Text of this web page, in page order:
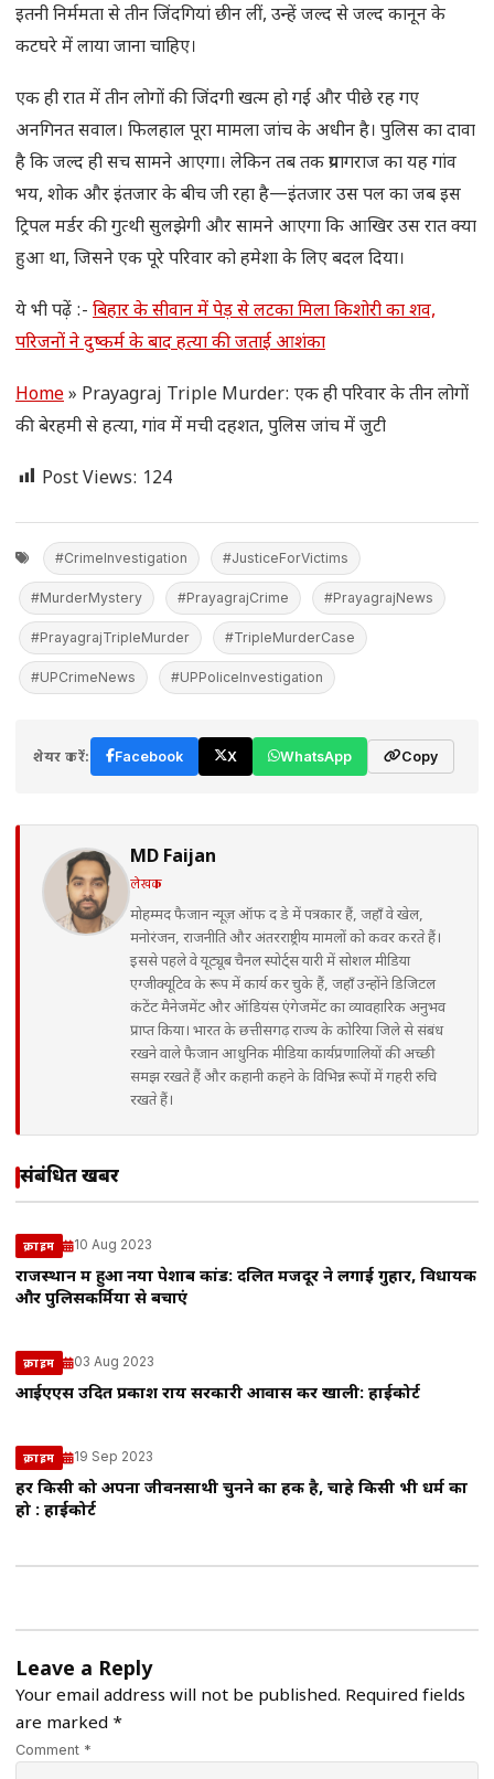
इतनी निर्ममता से तीन जिंदगियां छीन लीं, उन्हें जल्द से जल्द कानून के
कटघरे में लाया जाना चाहिए।
एक ही रात में तीन लोगों की जिंदगी खत्म हो गई और पीछे रह गए
अनगिनत सवाल। फिलहाल पूरा मामला जांच के अधीन है। पुलिस का दावा
है कि जल्द ही सच सामने आएगा। लेकिन तब तक प्रयागराज का यह गांव
भय, शोक और इंतजार के बीच जी रहा है—इंतजार उस पल का जब इस
ट्रिपल मर्डर की गुत्थी सुलझेगी और सामने आएगा कि आखिर उस रात क्या
हुआ था, जिसने एक पूरे परिवार को हमेशा के लिए बदल दिया।
ये भी पढ़ें :- बिहार के सीवान में पेड़ से लटका मिला किशोरी का शव,
परिजनों ने दुष्कर्म के बाद हत्या की जताई आशंका
Home» Prayagraj Triple Murder: एक ही परिवार के तीन लोगों
की बेरहमी से हत्या, गांव में मची दहशत, पुलिस जांच में जुटी
Post Views: 124
#CrimeInvestigation #JusticeForVictims
#MurderMystery #PrayagrajCrime #PrayagrajNews
#PrayagrajTripleMurder #TripleMurderCase
#UPCrimeNews #UPPoliceInvestigation
शेयर करें: Facebook X WhatsApp Copy
MD Faijan
लेखक
मोहम्मद फैजान न्यूज़ ऑफ द डे में पत्रकार हैं, जहाँ वे खेल,
मनोरंजन, राजनीति और अंतरराष्ट्रीय मामलों को कवर करते हैं।
इससे पहले वे यूट्यूब चैनल स्पोर्ट्स यारी में सोशल मीडिया
एग्जीक्यूटिव के रूप में कार्य कर चुके हैं, जहाँ उन्होंने डिजिटल
कंटेंट मैनेजमेंट और ऑडियंस एंगेजमेंट का व्यावहारिक अनुभव
प्राप्त किया। भारत के छत्तीसगढ़ राज्य के कोरिया जिले से संबंध
रखने वाले फैजान आधुनिक मीडिया कार्यप्रणालियों की अच्छी
समझ रखते हैं और कहानी कहने के विभिन्न रूपों में गहरी रुचि
रखते हैं।
संबंधित खबरें
क्राइम 10 Aug 2023
राजस्थान में हुआ नया पेशाब कांड: दलित मजदूर ने लगाई गुहार, विधायक
और पुलिसकर्मियों से बचाएं
क्राइम 03 Aug 2023
आईएएस उदित प्रकाश राय सरकारी आवास करें खाली: हाईकोर्ट
क्राइम 19 Sep 2023
हर किसी को अपना जीवनसाथी चुनने का हक है, चाहे किसी भी धर्म का
हो : हाईकोर्ट
Leave a Reply
Your email address will not be published. Required fields
are marked *
Comment *